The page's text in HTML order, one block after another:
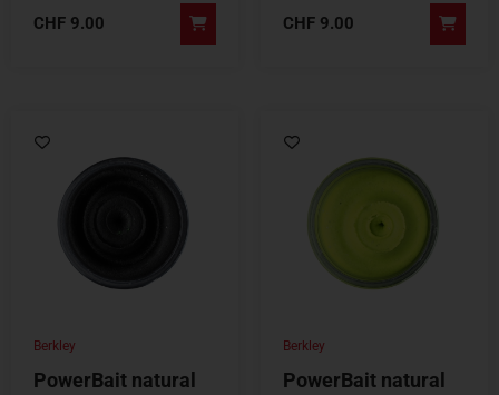
CHF 9.00 CHF 9.00
Berkley
PowerBait natural
Berkley
PowerBait natural